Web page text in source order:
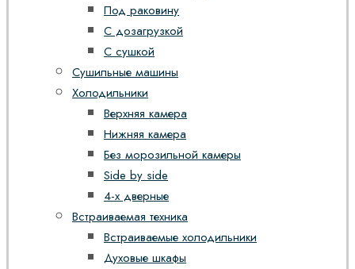
Под раковину
С дозагрузкой
С сушкой
Сушильные машины
Холодильники
Верхняя камера
Нижняя камера
Без морозильной камеры
Side by side
4-х дверные
Встраиваемая техника
Встраиваемые холодильники
Духовые шкафы